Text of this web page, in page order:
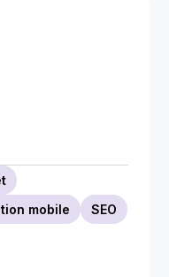
mobile
SEO